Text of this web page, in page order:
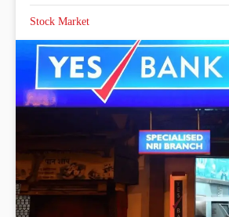
Stock Market